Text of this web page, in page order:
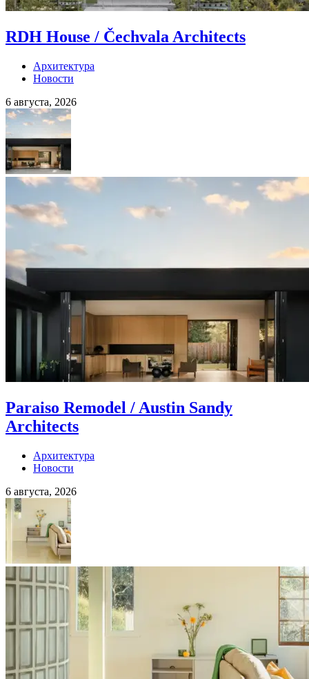
RDH House / Čechvala Architects
Архитектура
Новости
6 августа, 2026
Paraiso Remodel / Austin Sandy
Architects
Архитектура
Новости
6 августа, 2026